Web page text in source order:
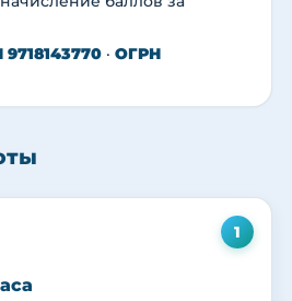
· ОГРН
1